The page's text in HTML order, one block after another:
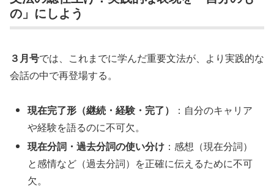
の」にしよう
３月号では、これまでに学んだ重要文法が、より実践的な
会話の中で再登場する。
現在完了形（継続・経験・完了）
：自分のキャリア
や経験を語るのに不可欠。
現在分詞・過去分詞の使い分け ：感想（現在分詞）
と感情など（過去分詞）を正確に伝えるために不可
欠。